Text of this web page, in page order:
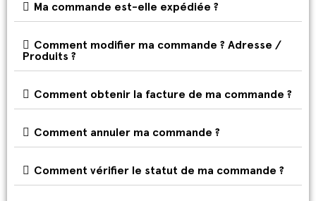
Ma commande est-elle expédiée ?
Comment modifier ma commande ? Adresse /
Produits ?
Comment obtenir la facture de ma commande ?
Comment annuler ma commande ?
Comment vérifier le statut de ma commande ?